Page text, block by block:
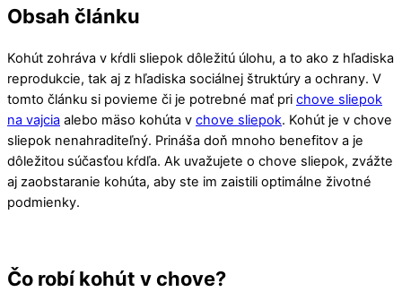
Obsah článku
Kohút zohráva v kŕdli sliepok dôležitú úlohu, a to ako z hľadiska
reprodukcie, tak aj z hľadiska sociálnej štruktúry a ochrany. V
tomto článku si povieme či je potrebné mať pri chove sliepok
na vajcia alebo mäso kohúta v chove sliepok. Kohút je v chove
sliepok nenahraditeľný. Prináša doň mnoho benefitov a je
dôležitou súčasťou kŕdľa. Ak uvažujete o chove sliepok, zvážte
aj zaobstaranie kohúta, aby ste im zaistili optimálne životné
podmienky.
Čo robí kohút v chove?